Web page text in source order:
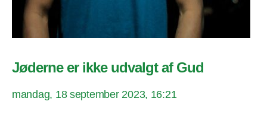
Jøderne er ikke udvalgt af Gud
mandag, 18 september 2023, 16:21